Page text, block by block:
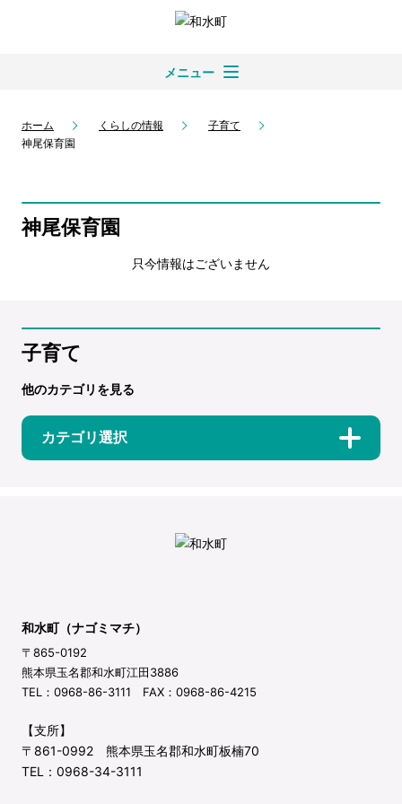
メニュー
ホーム くらしの情報
子育て
神尾保育園
神尾保育園
只今情報はございません
子育て
他のカテゴリを見る
カテゴリ選択
和水町（ナゴミマチ）
〒865-0192
熊本県玉名郡和水町江田3886
TEL：0968-86-3111 FAX：0968-86-4215
【支所】
〒861-0992 熊本県玉名郡和水町板楠70
TEL：0968-34-3111